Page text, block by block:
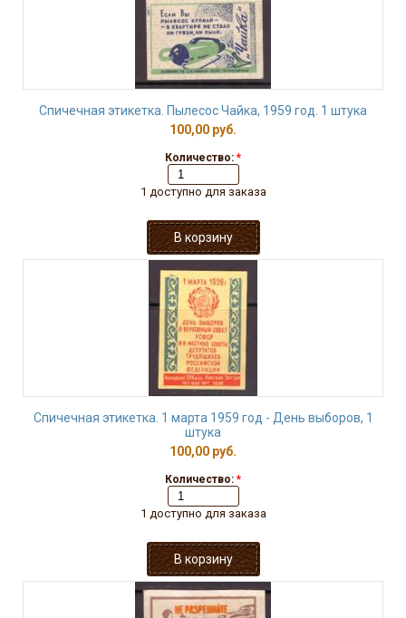
Спичечная этикетка. Пылесос Чайка, 1959 год. 1 штука
100,00 руб.
Количество: *
1 доступно для заказа
Спичечная этикетка. 1 марта 1959 год - День выборов, 1
штука
100,00 руб.
Количество: *
1 доступно для заказа